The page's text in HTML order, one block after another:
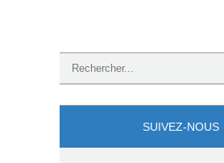
SUIVEZ-NOUS